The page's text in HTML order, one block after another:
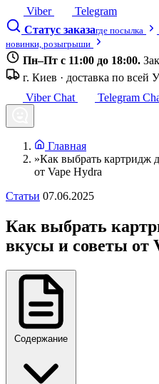
Viber
Telegram
Статус заказагде посылка
новинки, розыгрыши
Пн–Пт с 11:00 до 18:00.
г. Киев · доставка по всей
Viber Chat
Telegram
Главная
»Как выбрать картридж
от Vape Hydra
Статьи 07.06.2025
Как выбрать
вкусы и советы от
Содержание